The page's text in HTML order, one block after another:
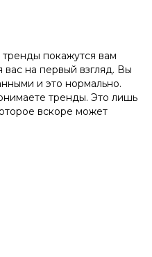
покажутся вам
на первый взгляд. Вы
и это нормально.
тренды. Это лишь
вскоре может